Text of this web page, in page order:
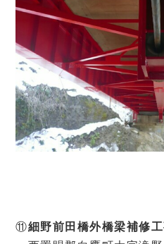
⑪細野前田橋外橋梁補修